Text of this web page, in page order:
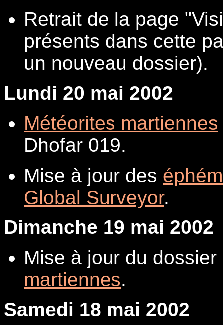
Retrait de la page
présents dans cette
un nouveau dossier).
Lundi 20 mai 2002
Météorites martiennes
Dhofar 019.
Mise à jour des
Global Surveyor.
Dimanche 19 mai 2002
Mise à jour du
martiennes.
Samedi 18 mai 2002